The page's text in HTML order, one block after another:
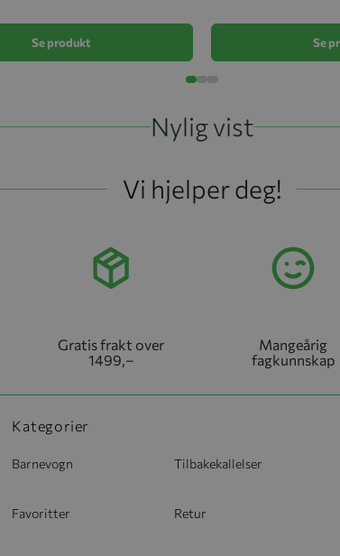
Se produkt Se
Nylig vist
Vi hjelper deg!
Gratis frakt over
1499,–
Mangeårig
fagkunnskap
Kategorier
Barnevogn Tilbakekallelser
Favoritter Retur